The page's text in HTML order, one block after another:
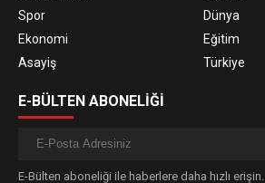
Spor
Dünya
Ekonomi
Eğitim
Asayiş
Türkiye
E-BÜLTEN ABONELİĞİ
E-Bülten aboneliği ile haberlere daha hızlı erişin.